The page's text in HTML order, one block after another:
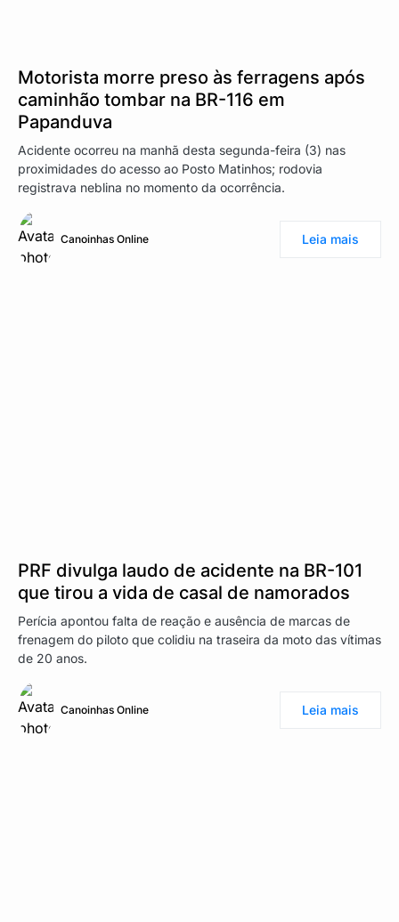
Motorista morre preso às ferragens após
caminhão tombar na BR-116 em
Papanduva
Acidente ocorreu na manhã desta segunda-feira (3) nas
proximidades do acesso ao Posto Matinhos; rodovia
registrava neblina no momento da ocorrência.
Canoinhas Online Leia mais
PRF divulga laudo de acidente na BR-101
que tirou a vida de casal de namorados
Perícia apontou falta de reação e ausência de marcas de
frenagem do piloto que colidiu na traseira da moto das vítimas
de 20 anos.
Canoinhas Online Leia mais